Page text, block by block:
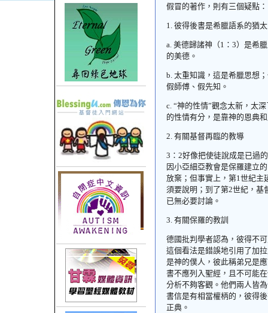
假冒的著作，則有三個疑點：
1. 彼得後書是希臘語系的猶
a. 美德歸諸神（1 ： 3）是希
的美德。
b. 太重知識，這是希臘思想
假師傅、假先知。
c. “神的性情”觀念太新，太
的性情有分，是靠神的恩典
2. 有關基督再臨的教導
3 ： 2好像把使徒說成是已過
因小亞細亞教會是保羅建立
放棄；但事實上，第1 世紀主
須要說明；到了第2世紀，基
已無必要討論。
3. 有關保羅的教訓
德國批判學者認為，彼得不
這個看法是錯誤地引用了加
是神的僕人，彼此稱弟兄是
書不應列入聖經，且不可能
分析不夠客觀。他們兩人皆
書信是有相當權柄的，彼得
正典。